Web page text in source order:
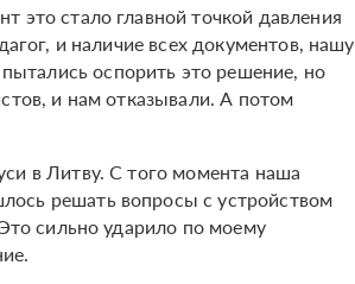
это стало главной точкой давления
и наличие всех документов, нашу
оспорить это решение, но
и нам отказывали. А потом
в Литву. С того момента наша
решать вопросы с устройством
сильно ударило по моему